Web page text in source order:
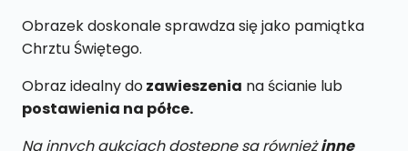
Obrazek doskonale sprawdza się jako pamiątka
Chrztu Świętego.
Obraz idealny dozawieszenia na ścianie lub
postawienia na półce.
Na innych aukcjach dostępne są równieżinne